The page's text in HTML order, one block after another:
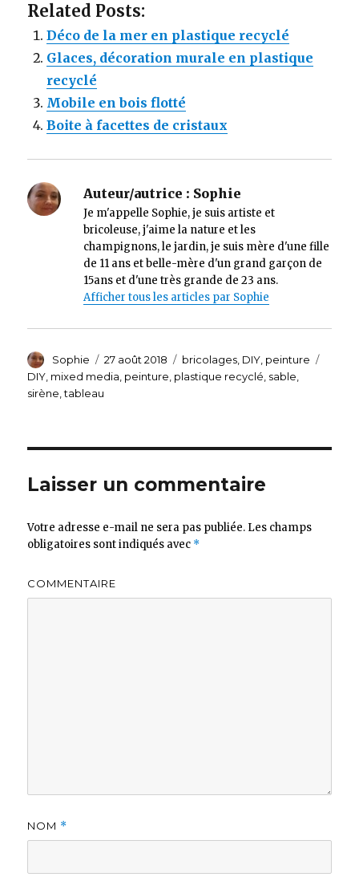
Related Posts:
Déco de la mer en plastique recyclé
Glaces, décoration murale en plastique
recyclé
Mobile en bois flotté
Boite à facettes de cristaux
Auteur/autrice : Sophie
Je m'appelle Sophie, je suis artiste et
bricoleuse, j'aime la nature et les
champignons, le jardin, je suis mère d'une fille
de 11 ans et belle-mère d'un grand garçon de
15ans et d'une très grande de 23 ans.
Afficher tous les articles par Sophie
Auteur
Sophie
Publié
le
27 août 2018 Catégories
bricolages DIY peinture
DIY mixed media peinture plastique recyclé sable
sirène ,tableau
Laisser un commentaire
Votre adresse e-mail ne sera pas publiée. Les champs
obligatoires sont indiqués avec *
COMMENTAIRE
NOM *